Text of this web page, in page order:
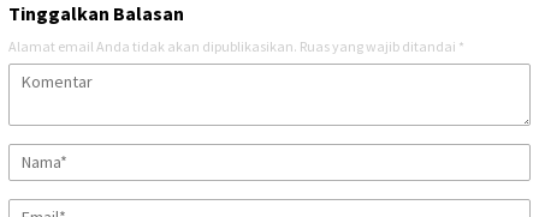
Tinggalkan Balasan
Alamat email Anda tidak akan dipublikasikan. Ruas yang wajib ditandai *